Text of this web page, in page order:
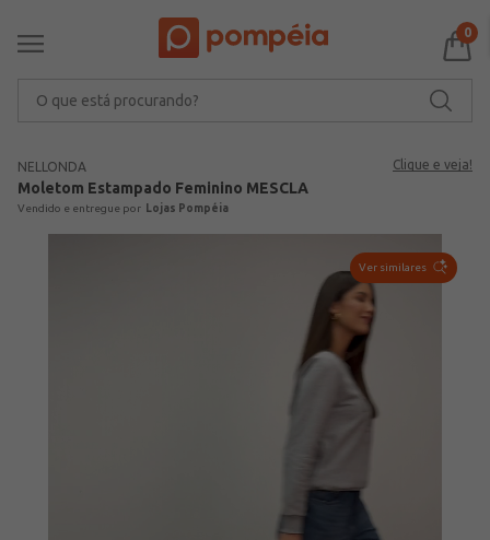
0
NELLONDA Clique e veja!
Moletom Estampado Feminino MESCLA
Lojas Pompéia
Ver similares